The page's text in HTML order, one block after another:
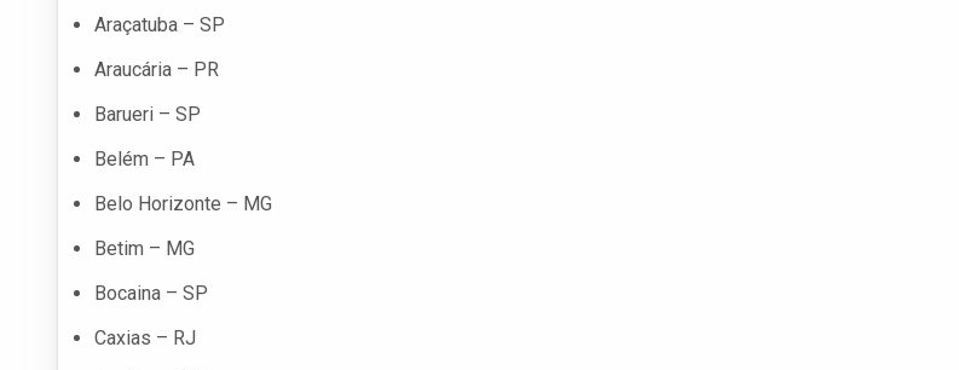
Araçatuba – SP
Araucária – PR
Barueri – SP
Belém – PA
Belo Horizonte – MG
Betim – MG
Bocaina – SP
Caxias – RJ